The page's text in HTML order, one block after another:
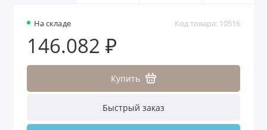
На складе Код товара: 10516
146.082 ₽
Купить
Быстрый заказ